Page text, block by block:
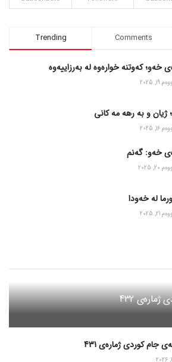
Trending Comments
خەو؛ کەوتنە خوارەوە لە بەرزاییەوە
2025
ژیان و به رهه مه کانی
2025
خەو: گەنم
2025
لە خەودا
2025
432
جام کوردی ژمارەی 431